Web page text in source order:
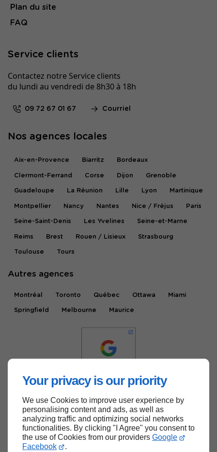
Your privacy is our priority
We use Cookies to improve user experience by
personalising content and ads, as well as
analyzing traffic and optimizing social networks
functionalities. By clicking "I Agree" you consent to
the use of Cookies from our providers Google
Facebook
.
Plan du site
FAQ
Service clients
Contactez notre Service clients
du lundi au vendredi de 8h30 à 18h
09 72 67 01 67 Courriel
Nos agences locales
Aix-en-Provence Biarritz Bordeaux
Clermont-Ferrand Corse Dijon Grenoble
Guadeloupe La Réunion Lille Lyon Martinique
Montpellier Nancy Nantes Nice / Fréjus Paris
Seine-Saint-Denis Les Yvelines Seine-et-Marne
Reims Brest Rouen / Lisieux Strasbourg
Toulouse Tours
Autres agences
Montréal Toronto Québec Ottawa Miami
Springfield Melbourne Maurice
Haut de page